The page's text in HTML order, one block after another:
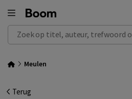
Zoek op titel, auteur, trefwoord of
Meulen
Terug